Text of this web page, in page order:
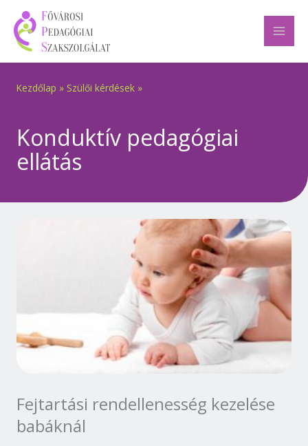
content
Kezdőlap » Szülői kérdések »
Konduktív pedagógiai
ellátás
Fejtartási rendellenesség kezelése
babáknál